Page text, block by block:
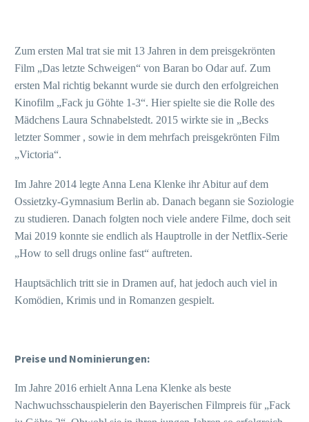
Zum ersten Mal trat sie mit 13 Jahren in dem preisgekrönten
Film „Das letzte Schweigen“ von Baran bo Odar auf. Zum
ersten Mal richtig bekannt wurde sie durch den erfolgreichen
Kinofilm „Fack ju Göhte 1-3“. Hier spielte sie die Rolle des
Mädchens Laura Schnabelstedt. 2015 wirkte sie in „Becks
letzter Sommer , sowie in dem mehrfach preisgekrönten Film
„Victoria“.
Im Jahre 2014 legte Anna Lena Klenke ihr Abitur auf dem
Ossietzky-Gymnasium Berlin ab. Danach begann sie Soziologie
zu studieren. Danach folgten noch viele andere Filme, doch seit
Mai 2019 konnte sie endlich als Hauptrolle in der Netflix-Serie
„How to sell drugs online fast“ auftreten.
Hauptsächlich tritt sie in Dramen auf, hat jedoch auch viel in
Komödien, Krimis und in Romanzen gespielt.
Preise und Nominierungen:
Im Jahre 2016 erhielt Anna Lena Klenke als beste
Nachwuchsschauspielerin den Bayerischen Filmpreis für „Fack